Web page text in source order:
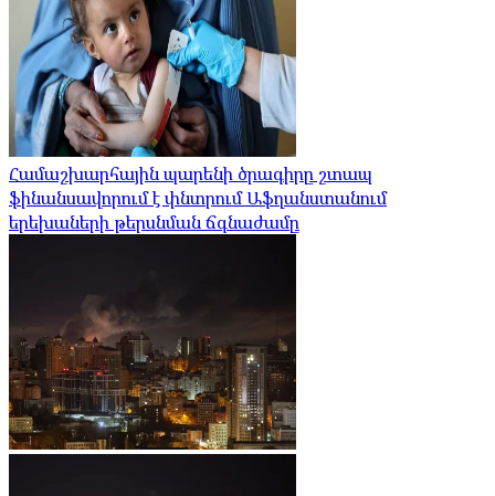
Համաշխարհային պարենի ծրագիրը շտապ
ֆինանսավորում է փնտրում Աֆղանստանում
երեխաների թերսնման ճգնաժամը